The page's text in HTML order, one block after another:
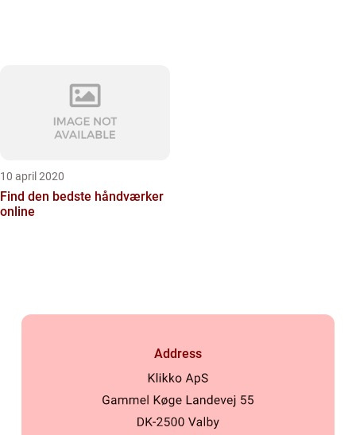
10 april 2020
Find den bedste håndværker
online
Address